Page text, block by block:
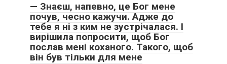
— Знаєш, напевно, це Бог мене
почув, чесно кажучи. Адже до
тебе я ні з ким не зустрічалася. І
вирішила попросити, щоб Бог
послав мені коханого. Такого, щоб
він був тільки для мене